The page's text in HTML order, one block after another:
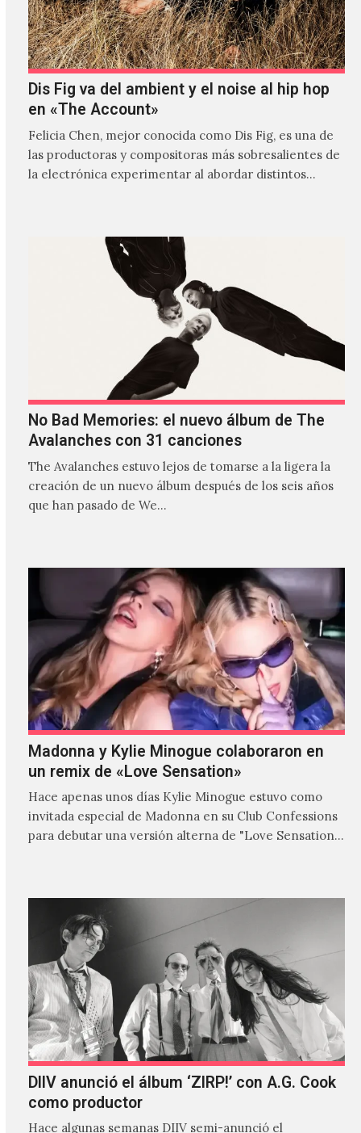
Dis Fig va del ambient y el noise al hip hop
en «The Account»
Felicia Chen, mejor conocida como Dis Fig, es una de
las productoras y compositoras más sobresalientes de
la electrónica experimentar al abordar distintos
No Bad Memories: el nuevo álbum de The
Avalanches con 31 canciones
The Avalanches estuvo lejos de tomarse a la ligera la
creación de un nuevo álbum después de los seis años
que han pasado de We…
Madonna y Kylie Minogue colaboraron en
un remix de «Love Sensation»
Hace apenas unos días Kylie Minogue estuvo como
invitada especial de Madonna en su Club Confessions
para debutar una versión alterna de "Love Sensation",
DIIV anunció el álbum ‘ZIRP!’ con A.G. Cook
como productor
Hace algunas semanas DIIV semi-anunció el